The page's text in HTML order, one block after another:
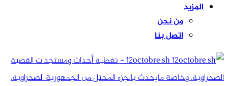
المزيد
من نحن
اتصل بنا
12octobre.sh - تغطية أحداث ومستجدات القضية
الصحراوية، وخاصة مايحدث بالجزء المحتل من الجمهورية الصحراوية،